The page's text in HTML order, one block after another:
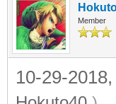
Member
10-29-